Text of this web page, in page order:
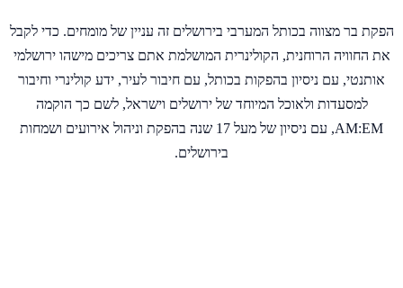
הפקת בר מצווה בכותל המערבי בירושלים זה עניין של מומחים. כדי לקבל
את החוויה הרוחנית, הקולינרית המושלמת אתם צריכים מישהו ירושלמי
אותנטי, עם ניסיון בהפקות בכותל, עם חיבור לעיר, ידע קולינרי וחיבור
למסעדות ולאוכל המיוחד של ירושלים וישראל, לשם כך הוקמה
AM:EM, עם ניסיון של מעל 17 שנה בהפקת וניהול אירועים ושמחות
בירושלים.